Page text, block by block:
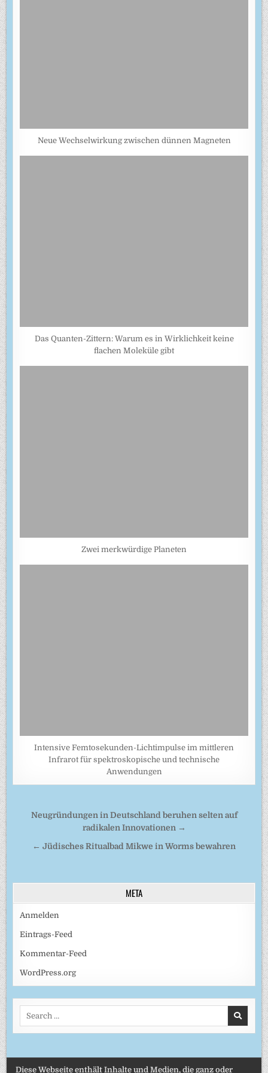
Neue Wechselwirkung zwischen dünnen Magneten
Das Quanten-Zittern: Warum es in Wirklichkeit keine
flachen Moleküle gibt
Zwei merkwürdige Planeten
Intensive Femtosekunden-Lichtimpulse im mittleren
Infrarot für spektroskopische und technische
Anwendungen
Beitragsnavigation
Neugründungen in Deutschland beruhen selten auf
radikalen Innovationen →
← Jüdisches Ritualbad Mikwe in Worms bewahren
META
Anmelden
Eintrags-Feed
Kommentar-Feed
WordPress.org
Diese Webseite enthält Inhalte und Medien, die ganz oder